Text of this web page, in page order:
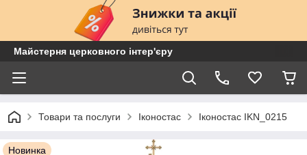
Майстерня церковного інтер'єру
Товари та послуги Іконостас Іконостас IKN_0215
Новинка